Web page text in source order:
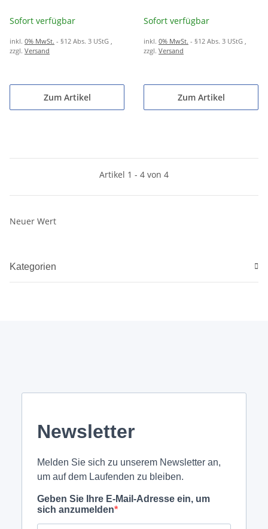
Sofort verfügbar
inkl. 0% MwSt. - §12 Abs. 3 UStG
zzgl. Versand
Zum Artikel
Sofort verfügbar
inkl. 0% MwSt. - §12 Abs. 3 UStG
zzgl. Versand
Zum Artikel
Artikel 1 - 4 von 4
Neuer Wert
Kategorien